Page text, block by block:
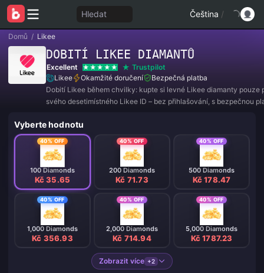
Hledat Čeština /
Domů / Likee
DOBITÍ LIKEE DIAMANTŮ
Excellent
Trustpilot
Likee
Okamžité doručení
Bezpečná platba
Dobití Likee během chvilky: kupte si levné Likee diamanty pouze
svého desetimístného Likee ID – bez přihlašování, s bezpečnou
Vyberte hodnotu
40% OFF
100 Diamonds
Kč 35.65
40% OFF
200 Diamonds
Kč 71.73
40% OFF
500 Diamonds
Kč 178.47
40% OFF
1,000 Diamonds
Kč 356.93
40% OFF
2,000 Diamonds
Kč 714.94
40% OFF
5,000 Diamonds
Kč 1787.23
Zobrazit více +2